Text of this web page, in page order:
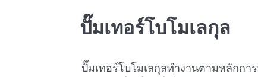
ปั๊มเทอร์โบโมเลกุล
ปั๊มเทอร์โบโมเลกุลทํางานตามหลักก